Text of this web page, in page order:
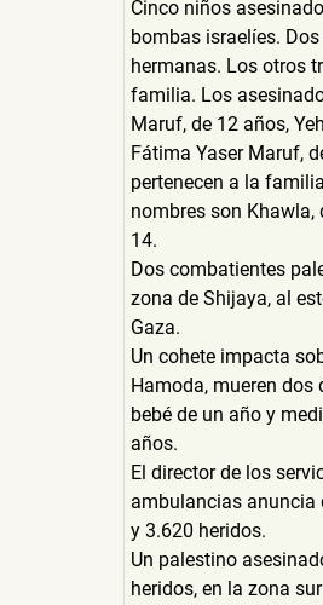
Cinco niños
bombas israelíes.
hermanas. Los otros
familia. Los
Maruf, de 12 años,
Fátima Yaser Maruf,
pertenecen a la
nombres son Khawla,
14.
Dos combatientes
zona de Shijaya, al
Gaza.
Un cohete impacta
Hamoda, mueren dos
bebé de un año y
años.
El director de los
ambulancias anuncia
y 3.620 heridos.
Un palestino
heridos, en la zona